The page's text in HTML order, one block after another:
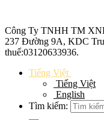
Công Ty TNHH TM
237 Đường 9A, KDC
thuế:03120633936.
Tiếng Việt
Tiếng Việt
English
Tìm kiếm: